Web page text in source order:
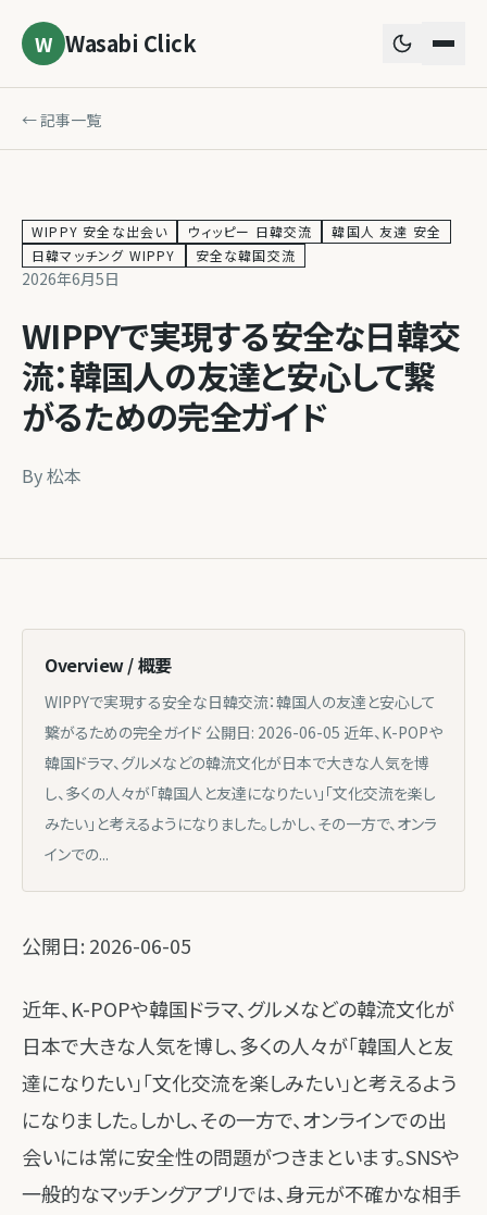
W Wasabi Click
← 記事一覧
WIPPY 安全な出会い ウィッピー 日韓交流
韓国人 友達 安全
日韓マッチング WIPPY
安全な韓国交流
2026年6月5日
WIPPYで実現する安全な日韓交
流：韓国人の友達と安心して繋
がるための完全ガイド
By松本
Overview / 概要
WIPPYで実現する安全な日韓交流：韓国人の友達と安心して
繋がるための完全ガイド 公開日: 2026-06-05 近年、K-POPや
韓国ドラマ、グルメなどの韓流文化が日本で大きな人気を博
し、多くの人々が「韓国人と友達になりたい」「文化交流を楽し
みたい」と考えるようになりました。しかし、その一方で、オンラ
インでの...
公開日: 2026-06-05
近年、K-POPや韓国ドラマ、グルメなどの韓流文化が
日本で大きな人気を博し、多くの人々が「韓国人と友
達になりたい」「文化交流を楽しみたい」と考えるよう
になりました。しかし、その一方で、オンラインでの出
会いには常に安全性の問題がつきまといます。SNSや
一般的なマッチングアプリでは、身元が不確かな相手